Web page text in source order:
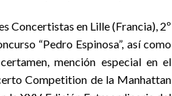
Concertistas en Lille (Francia), 2º
“Pedro Espinosa”, así como
mención especial en el
Competition de la Manhattan